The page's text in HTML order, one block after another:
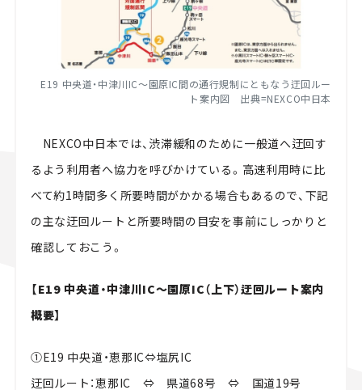
E19 中央道・中津川IC～園原IC間の通行規制にともなう迂回ルー
ト案内図 出典=NEXCO中日本
NEXCO中日本では、渋滞緩和のために一般道へ迂回す
るよう利用者へ協力を呼びかけている。高速利用時に比
べて約1時間多く所要時間がかかる場合もあるので、下記
の主な迂回ルートと所要時間の目安を事前にしっかりと
確認しておこう。
【E19 中央道・中津川IC～園原IC（上下）迂回ルート案内
概要】
①E19 中央道・恵那IC⇔塩尻IC
迂回ルート：恵那IC ⇔ 県道68号 ⇔ 国道19号